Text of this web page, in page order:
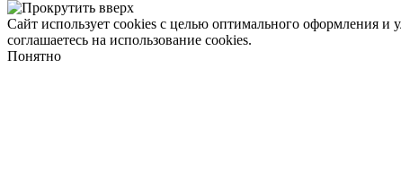
Сайт использует cookies с целью оптимального оформления
соглашаетесь на использование cookies.
Понятно